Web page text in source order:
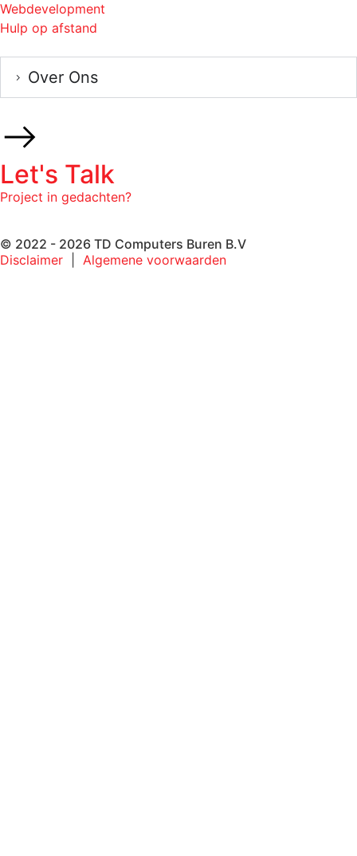
Webdevelopment
Hulp op afstand
Over Ons
Let's Talk
Project in gedachten?
© 2022 - 2026 TD Computers Buren B.V
Disclaimer
Algemene voorwaarden